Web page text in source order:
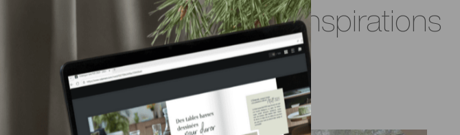
Discover all our office inspirations